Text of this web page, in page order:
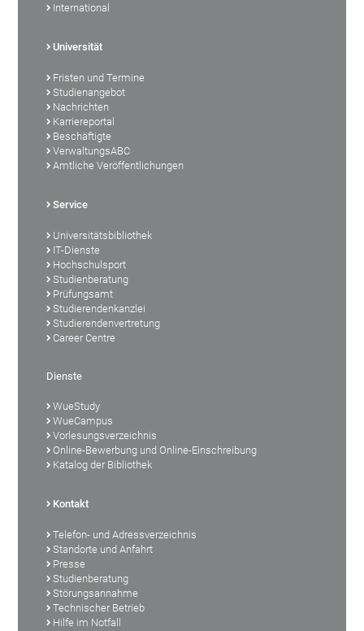
International
Universität
Fristen und Termine
Studienangebot
Nachrichten
Karriereportal
Beschäftigte
VerwaltungsABC
Amtliche Veröffentlichungen
Service
Universitätsbibliothek
IT-Dienste
Hochschulsport
Studienberatung
Prüfungsamt
Studierendenkanzlei
Studierendenvertretung
Career Centre
Dienste
WueStudy
WueCampus
Vorlesungsverzeichnis
Online-Bewerbung und Online-Einschreibung
Katalog der Bibliothek
Kontakt
Telefon- und Adressverzeichnis
Standorte und Anfahrt
Presse
Studienberatung
Störungsannahme
Technischer Betrieb
Hilfe im Notfall